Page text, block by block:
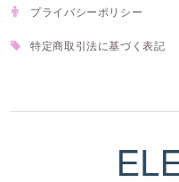
プライバシーポリシー
特定商取引法に基づく表記